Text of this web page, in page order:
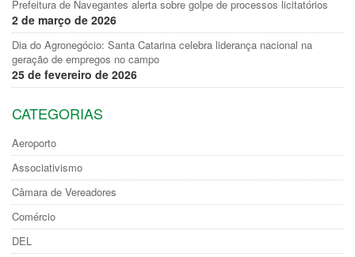
Prefeitura de Navegantes alerta sobre golpe de processos licitatórios
2 de março de 2026
Dia do Agronegócio: Santa Catarina celebra liderança nacional na
geração de empregos no campo
25 de fevereiro de 2026
CATEGORIAS
Aeroporto
Associativismo
Câmara de Vereadores
Comércio
DEL